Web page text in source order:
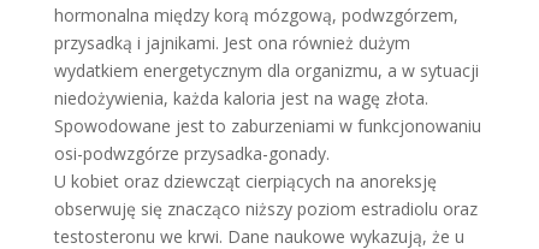
hormonalna między korą mózgową, podwzgórzem,
przysadką i jajnikami. Jest ona również dużym
wydatkiem energetycznym dla organizmu, a w sytuacji
niedożywienia, każda kaloria jest na wagę złota.
Spowodowane jest to zaburzeniami w funkcjonowaniu
osi-podwzgórze przysadka-gonady.
U kobiet oraz dziewcząt cierpiących na anoreksję
obserwuję się znacząco niższy poziom estradiolu oraz
testosteronu we krwi. Dane naukowe wykazują, że u